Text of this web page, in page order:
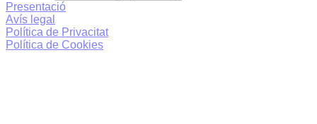
Presentació
Avís legal
Política de Privacitat
Política de Cookies